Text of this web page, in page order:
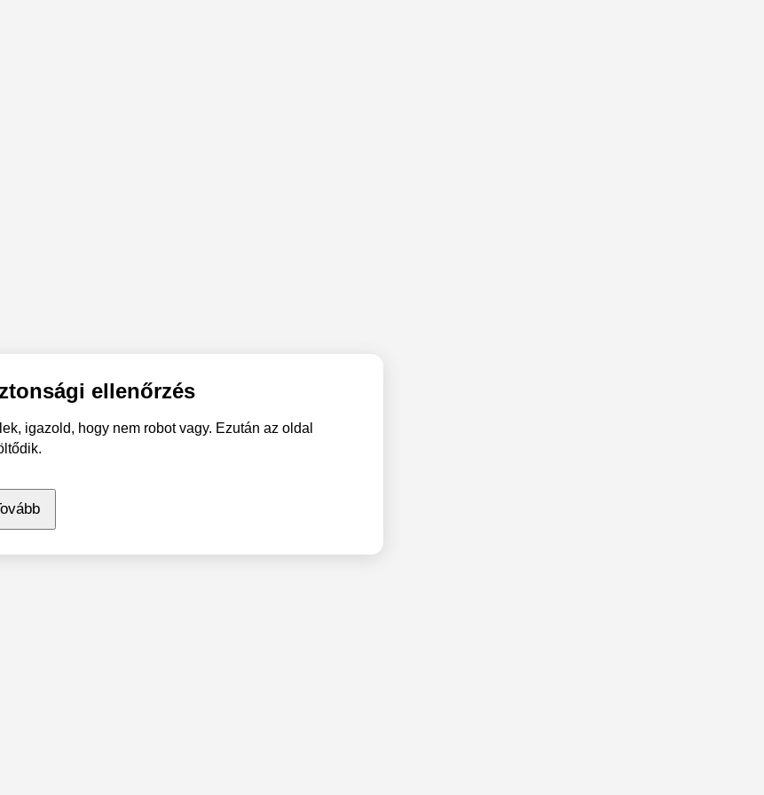
ellenőrzés
igazold, hogy nem robot vagy. Ezután az oldal